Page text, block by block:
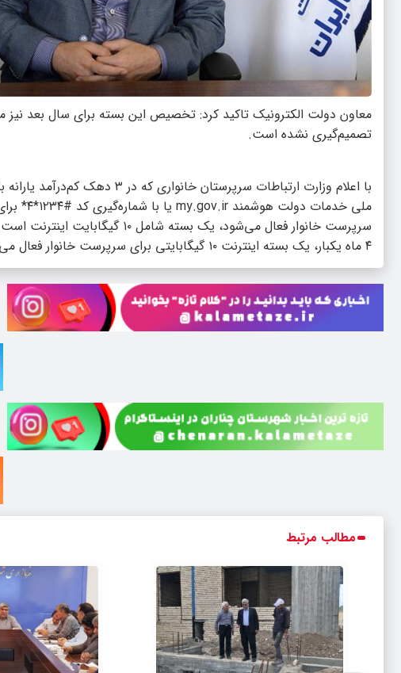
معاون دولت الکترونیک تاکید کرد: تخصیص این بسته برای سال‌ بعد
تصمیم‌گیری نشده است.
با اعلام وزارت ارتباطات
سرپرست خانوار فعال می‌شود، یک
۴ ماه یکبار، یک بسته اینترنت ۱۰ گیگابایتی برای سرپرست خانوار فعال می‌شود.
مطالب مرتبط